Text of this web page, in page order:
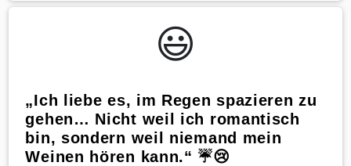
😃️
„Ich liebe es, im Regen spazieren zu
gehen… Nicht weil ich romantisch
bin, sondern weil niemand mein
Weinen hören kann.“ ☔😢